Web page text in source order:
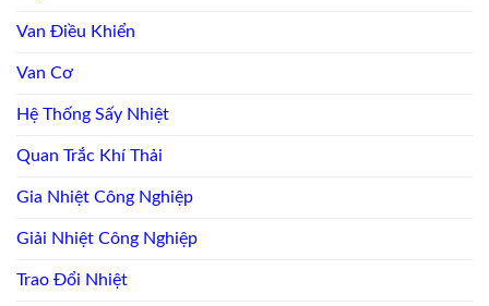
Van Điều Khiển
Van Cơ
Hệ Thống Sấy Nhiệt
Quan Trắc Khí Thải
Gia Nhiệt Công Nghiệp
Giải Nhiệt Công Nghiệp
Trao Đổi Nhiệt